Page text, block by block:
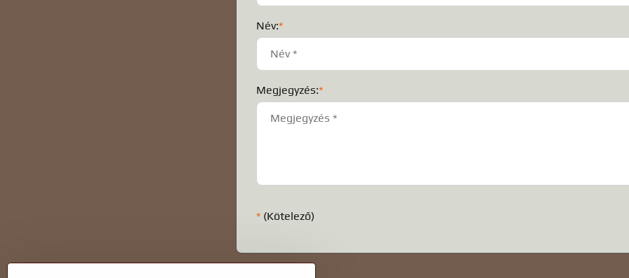
Név:*
Megjegyzés:*
* (Kötelező)